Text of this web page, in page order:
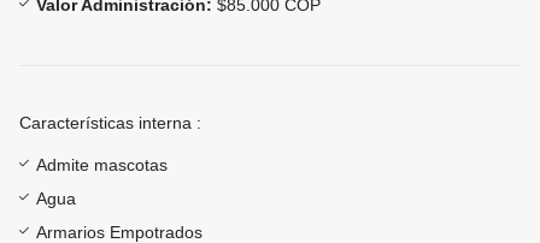
Valor Administración: $85.000 COP
Características interna :
Admite mascotas
Agua
Armarios Empotrados